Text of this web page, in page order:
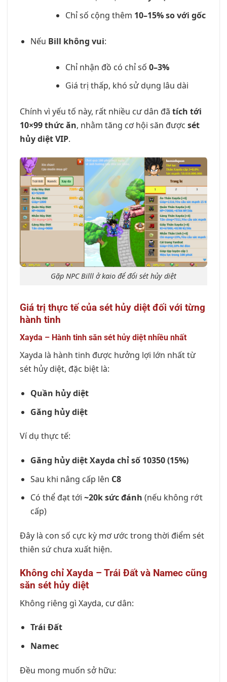
Chỉ số cộng thêm 10–15% so với gốc
Nếu Bill không vui:
Chỉ nhận đồ có chỉ số 0–3%
Giá trị thấp, khó sử dụng lâu dài
Chính vì yếu tố này, rất nhiều cư dân đã tích tới
10×99 thức ăn, nhằm tăng cơ hội săn được sét
hủy diệt VIP.
Gặp NPC Billl ở kaio để đổi sét hủy diệt
Giá trị thực tế của sét hủy diệt đối với từng
hành tinh
Xayda – Hành tinh săn sét hủy diệt nhiều nhất
Xayda là hành tinh được hưởng lợi lớn nhất từ
sét hủy diệt, đặc biệt là:
Quần hủy diệt
Găng hủy diệt
Ví dụ thực tế:
Găng hủy diệt Xayda chỉ số 10350 (15%)
Sau khi nâng cấp lên C8
Có thể đạt tới ~20k sức đánh (nếu không rớt
cấp)
Đây là con số cực kỳ mơ ước trong thời điểm sét
thiên sứ chưa xuất hiện.
Không chỉ Xayda – Trái Đất và Namec cũng
săn sét hủy diệt
Không riêng gì Xayda, cư dân:
Trái Đất
Namec
Đều mong muốn sở hữu: